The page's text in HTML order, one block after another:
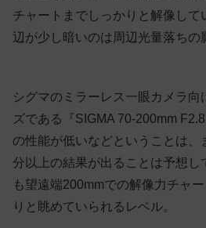
チャートまでしっかりと解像して
辺が少し暗いのは周辺光量落ちの
シグマのミラーレス一眼カメラ
ズである『SIGMA 70-200mm
の性能が低いなどということは、
分以上の結果が出ることは予想し
も望遠端200mmでの解像力チャ
りと眺めていられるレベル。